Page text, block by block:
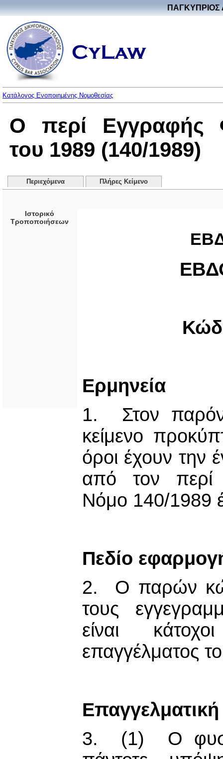
ΠΑΓΚΥΠΡΙΟΣ
Κατάλογος Ενοποιημένης Νομοθεσίας
Ο περί Εγγραφής
του 1989 (140/1989)
Περιεχόμενα Πλήρες Κείμενο
Ιστορικό
Τροποποιήσεων
Ερμηνεία
1. Στον
κείμενο
όροι έχουν την
από τον περί
Νόμο 140/1989
Πεδίο
2. Ο παρών
τους
είναι
επαγγέλματος
3. (1) Ο